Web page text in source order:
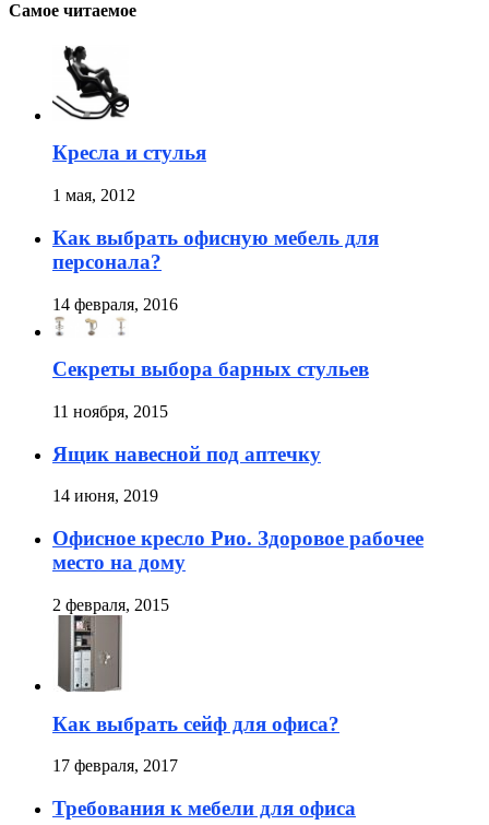
Самое читаемое
Кресла и стулья
1 мая, 2012
Как выбрать офисную мебель для
персонала?
14 февраля, 2016
Секреты выбора барных стульев
11 ноября, 2015
Ящик навесной под аптечку
14 июня, 2019
Офисное кресло Рио. Здоровое рабочее
место на дому
2 февраля, 2015
Как выбрать сейф для офиса?
17 февраля, 2017
Требования к мебели для офиса